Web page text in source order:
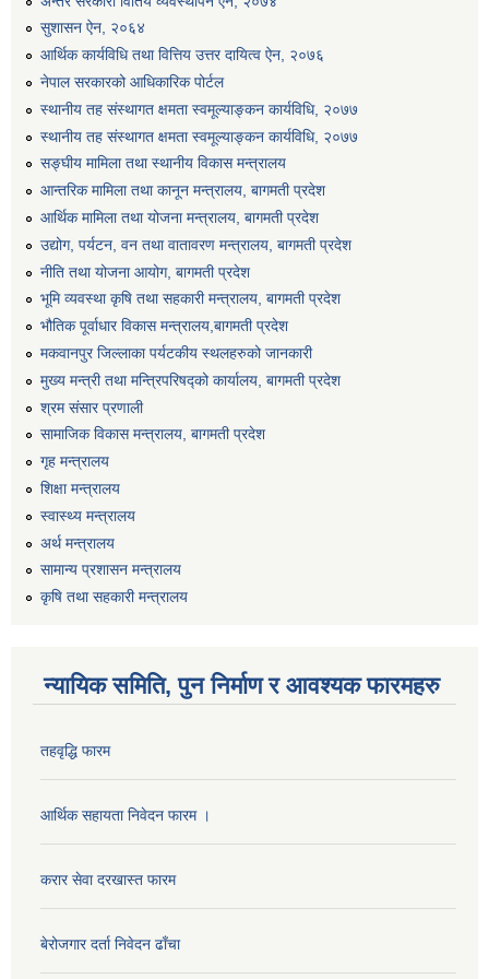
सुशासन ऐन, २०६४
आर्थिक कार्यविधि तथा वित्तिय उत्तर दायित्व ऐन, २०७६
नेपाल सरकारको आधिकारिक पोर्टल
स्थानीय तह संस्थागत क्षमता स्वमूल्याङ्कन कार्यविधि, २०७७
स्थानीय तह संस्थागत क्षमता स्वमूल्याङ्कन कार्यविधि, २०७७
सङ्घीय मामिला तथा स्थानीय विकास मन्त्रालय
आन्तरिक मामिला तथा कानून मन्त्रालय, बागमती प्रदेश
आर्थिक मामिला तथा योजना मन्त्रालय, बागमती प्रदेश
उद्योग, पर्यटन, वन तथा वातावरण मन्त्रालय, बागमती प्रदेश
नीति तथा योजना आयोग, बागमती प्रदेश
भूमि व्यवस्था कृषि तथा सहकारी मन्त्रालय, बागमती प्रदेश
भौतिक पूर्वाधार विकास मन्त्रालय,बागमती प्रदेश
मकवानपुर जिल्लाका पर्यटकीय स्थलहरुको जानकारी
मुख्य मन्त्री तथा मन्त्रिपरिषद्को कार्यालय, बागमती प्रदेश
श्रम संसार प्रणाली
सामाजिक विकास मन्त्रालय, बागमती प्रदेश
गृह मन्त्रालय
शिक्षा मन्त्रालय
स्वास्थ्य मन्त्रालय
अर्थ मन्त्रालय
सामान्य प्रशासन मन्त्रालय
कृषि तथा सहकारी मन्त्रालय
न्यायिक समिति, पुन निर्माण र आवश्यक फारमहरु
तहवृद्धि फारम
आर्थिक सहायता निवेदन फारम ।
करार सेवा दरखास्त फारम
बेरोजगार दर्ता निवेदन ढाँचा